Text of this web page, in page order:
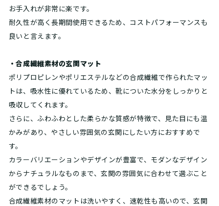
お手入れが非常に楽です。
耐久性が高く長期間使用できるため、コストパフォーマンスも
良いと言えます。
・合成繊維素材の玄関マット
ポリプロピレンやポリエステルなどの合成繊維で作られたマッ
トは、吸水性に優れているため、靴についた水分をしっかりと
吸収してくれます。
さらに、ふわふわとした柔らかな質感が特徴で、見た目にも温
かみがあり、やさしい雰囲気の玄関にしたい方におすすめで
す。
カラーバリエーションやデザインが豊富で、モダンなデザイン
からナチュラルなものまで、玄関の雰囲気に合わせて選ぶこと
ができるでしょう。
合成繊維素材のマットは洗いやすく、速乾性も高いので、玄関